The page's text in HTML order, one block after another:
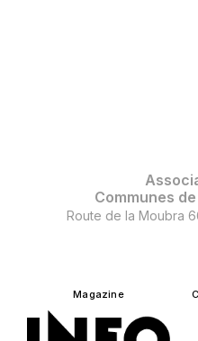
Communes
Route de la Moubra
Magazine